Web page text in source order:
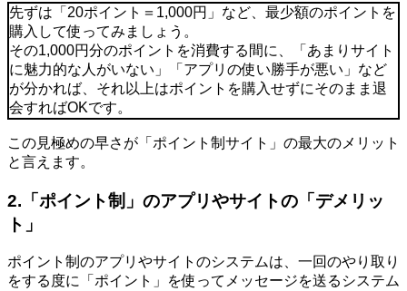
先ずは「20ポイント＝1,000円」など、最少額のポイントを
購入して使ってみましょう。
その1,000円分のポイントを消費する間に、「あまりサイト
に魅力的な人がいない」「アプリの使い勝手が悪い」など
が分かれば、それ以上はポイントを購入せずにそのまま退
会すればOKです。
この見極めの早さが「ポイント制サイト」の最大のメリット
と言えます。
2.「ポイント制」のアプリやサイトの「デメリッ
ト」
ポイント制のアプリやサイトのシステムは、一回のやり取り
をする度に「ポイント」を使ってメッセージを送るシステム